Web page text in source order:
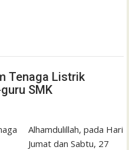
Tenaga Listrik
SMK
Alhamdulillah, pada Hari
Jumat dan Sabtu, 27